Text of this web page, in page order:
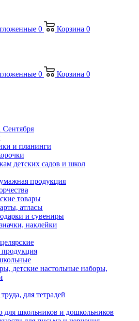
0 Корзина 0
0 Корзина 0
Сентября
и планинги
детских садов и школ
продукция
товары
атласы
и сувениры
наклейки
детские настольные наборы,
для тетрадей
для школьников и дошкольников